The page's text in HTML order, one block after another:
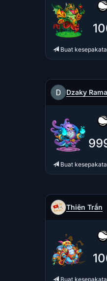
Buat
Buat
Thiên Trần
Buat